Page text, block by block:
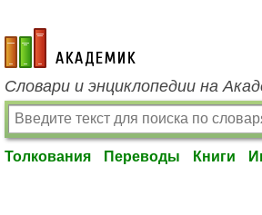
academic.ru
Словари и энциклопедии на
Толкования Переводы Книги